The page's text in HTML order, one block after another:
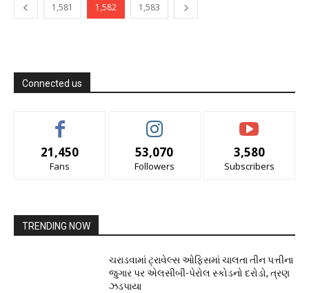
1,581 1,582 1,583
Connected us
21,450
Fans
53,070
Followers
3,580
Subscribers
TRENDING NOW
ચરાડવામાં ટ્રાવેલ્સ ઓફિસમાં ચાલતા તીન પત્તીના
જુગાર પર એલસીબી-પેરોલ સ્કોડનો દરોડો, ત્રણ
ઝડપાયા